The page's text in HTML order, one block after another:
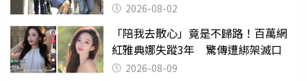
2026-08-02
「陪我去散心」竟是不歸路！百萬網
紅雅典娜失蹤3年 驚傳遭綁架滅口
2026-08-09